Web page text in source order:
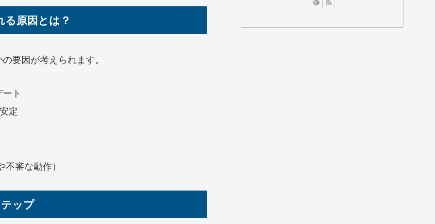
原因とは？
要因が考えられます。
ト
定
審な動作）
ップ